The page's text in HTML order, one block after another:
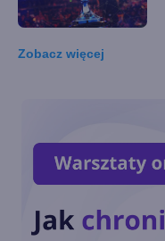
Zobacz więcej